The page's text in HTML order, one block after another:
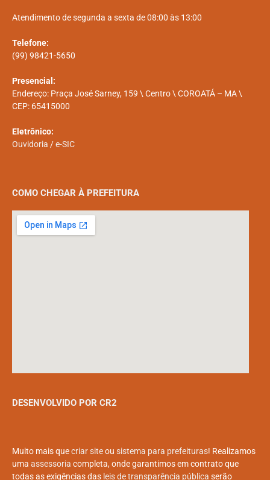
Atendimento de segunda a sexta de 08:00 às 13:00
Telefone:
(99) 98421-5650
Presencial:
Endereço: Praça José Sarney, 159 \ Centro \ COROATÁ – MA \
CEP: 65415000
Eletrônico:
Ouvidoria /e-SIC
COMO CHEGAR À PREFEITURA
DESENVOLVIDO POR CR2
Muito mais quecriar siteou sistema para prefeituras! Realizamos
uma assessoria completa, onde garantimos em contrato que
todas as exigências das leis de transparência pública serão